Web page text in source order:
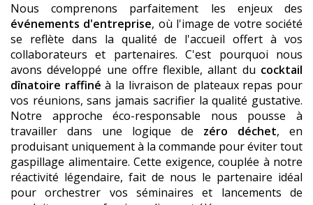
Nous comprenons parfaitement les enjeux des
événements d'entreprise, où l'image de votre société
se reflète dans la qualité de l'accueil offert à vos
collaborateurs et partenaires. C'est pourquoi nous
avons développé une offre flexible, allant du cocktail
dînatoire raffiné à la livraison de plateaux repas pour
vos réunions, sans jamais sacrifier la qualité gustative.
Notre approche éco-responsable nous pousse à
travailler dans une logique de zéro déchet, en
produisant uniquement à la commande pour éviter tout
gaspillage alimentaire. Cette exigence, couplée à notre
réactivité légendaire, fait de nous le partenaire idéal
pour orchestrer vos séminaires et lancements de